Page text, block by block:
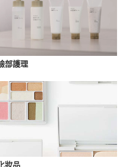
部護理
妝品